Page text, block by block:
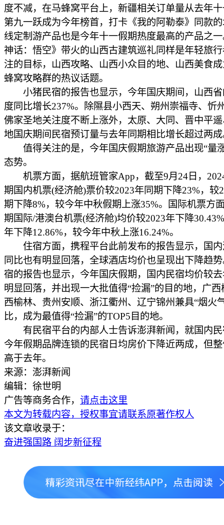
度不减，在马蜂窝平台上，新疆相关订单量从去年
第九一跃成为今年榜首，打卡《我的阿勒泰》同款
线定制游产品也是今年十一假期热度最高的产品之
神话：悟空》带火的山西古建筑巡礼同样是年轻旅
注的目标，山西攻略、山西小众目的地、山西美食
蜂窝攻略群的热议话题。
小猪民宿的报告也显示，今年国庆期间，山西省
度同比增长237%。除隰县小西天、朔州崇福寺、忻
佛家圣地关注度不断上涨外，太原、大同、晋中平
地国庆期间民宿预订量与去年同期相比增长超过两
值得关注的是，今年国庆假期旅游产品出现“量
态势。
机票方面，据航班管家App，截至9月24日，
期国内机票(经济舱)票价较2023年同期下降23%，较
期下降8%，较今年中秋假期上涨35%。国际机票方
期国际/港澳台机票(经济舱)均价较2023年下降
年下降12.86%，较今年中秋上涨16.24%。
住宿方面，携程平台此前发布的报告显示，国内
同比也有明显回落，全球酒店均价也呈现出下降趋
宿的报告也显示，今年国庆假期，国内民宿均价较
明显回落，并出现一大批值得“捡漏”的目的地，广西
西榆林、贵州安顺、浙江衢州、辽宁锦州兼具“烟火
比，成为最值得“捡漏”的TOP5目的地。
有民宿平台的内部人士告诉澎湃新闻，就国内民
今年假期品牌连锁的民宿日均房价下降近两成，但
高于去年。
来源：澎湃新闻
编辑：徐世明
广告等商务合作， 请点击这里
本文为转载内容，授权事宜请联系原著作权人
该文章收录于：
奋进强国路 阔步新征程